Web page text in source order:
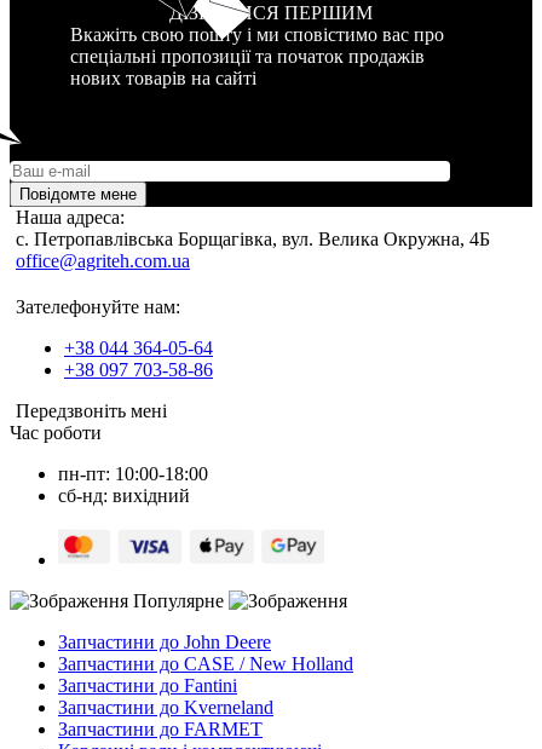
ДІЗНАТИСЯ ПЕРШИМ
Вкажіть свою пошту і ми сповістимо вас про
спеціальні пропозиції та початок продажів
нових товарів на сайті
Повідомте мене
Наша адреса:
c. Петропавлівська Борщагівка, вул. Велика Окружна, 4Б
office@agriteh.com.ua
Зателефонуйте нам:
+38 044 364-05-64
+38 097 703-58-86
Передзвоніть мені
Час роботи
пн-пт: 10:00-18:00
сб-нд: вихідний
Популярне
Запчастини до John Deere
Запчастини до CASE / New Holland
Запчастини до Fantini
Запчастини до Kverneland
Запчастини до FARMET